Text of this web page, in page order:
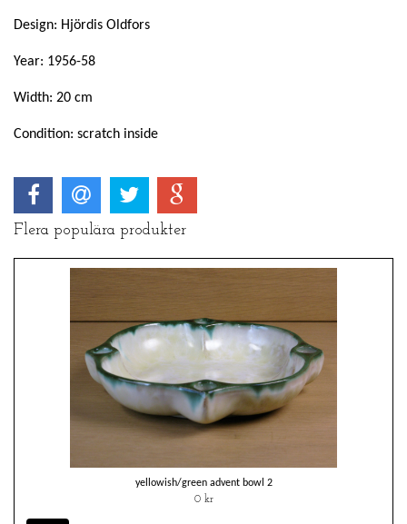
Design: Hjördis Oldfors
Year: 1956-58
Width: 20 cm
Condition: scratch inside
Flera populära produkter
yellowish/green advent bowl 2
0 kr